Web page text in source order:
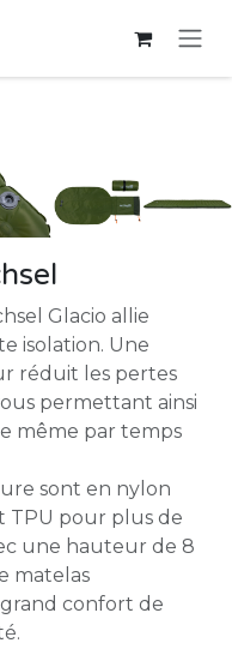
Glacio allie
isolation. Une
réduit les pertes
permettant ainsi
même par temps
sont en nylon
TPU pour plus de
une hauteur de 8
matelas
confort de